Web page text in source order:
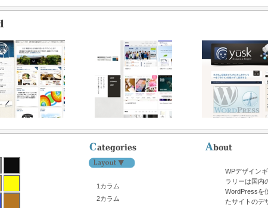
1カラム
2カラム
WPデザイン
ラリーは国内
WordPressを
たサイトのデ